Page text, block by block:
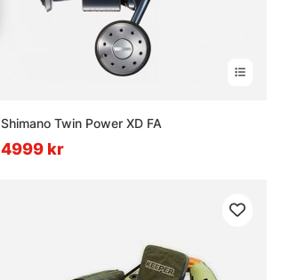
Shimano Twin Power XD FA
4999 kr